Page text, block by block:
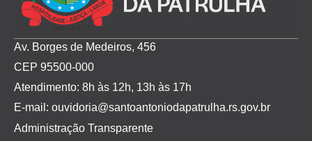
Av. Borges de Medeiros, 456
CEP 95500-000
Atendimento: 8h às 12h, 13h às 17h
E-mail: ouvidoria@santoantoniodapatrulha.rs.gov.br
Administração Transparente